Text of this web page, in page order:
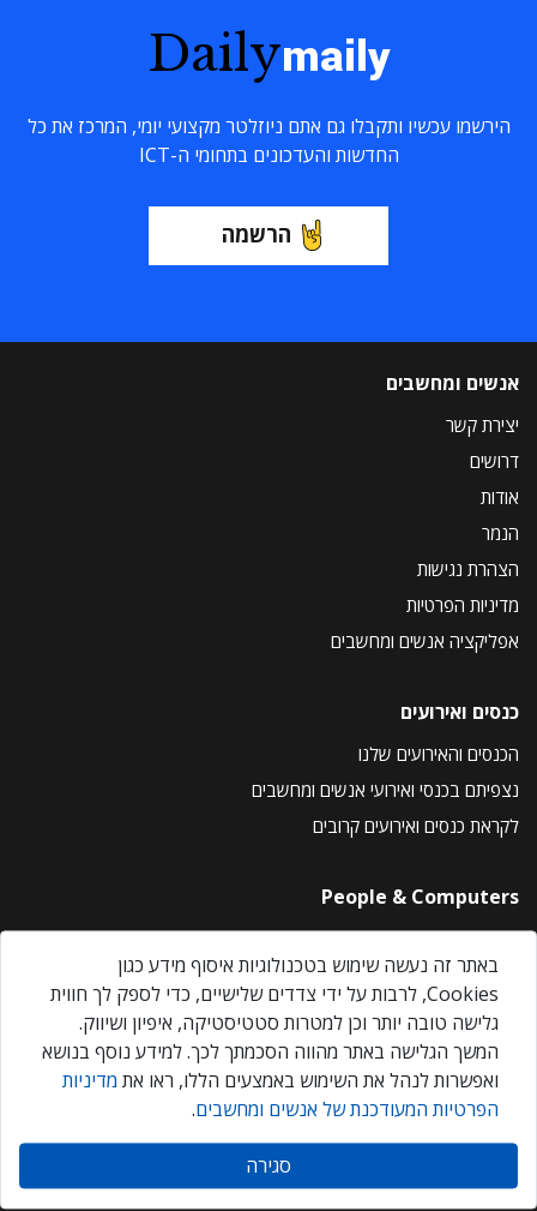
Dailymaily
הירשמו עכשיו ותקבלו גם אתם ניוזלטר מקצועי יומי, המרכז את כל
החדשות והעדכונים בתחומי ה-ICT
הרשמה
אנשים ומחשבים
יצירת קשר
דרושים
אודות
הנמר
הצהרת נגישות
מדיניות הפרטיות
אפליקציה אנשים ומחשבים
כנסים ואירועים
הכנסים והאירועים שלנו
נצפיתם בכנסי ואירועי אנשים ומחשבים
לקראת כנסים ואירועים קרובים
People & Computers
About Us
Privacy Policy
Contact Us
Our Events
אנשים ומחשבים © 2026 – כל הזכויות שמורות
באתר זה נעשה שימוש בטכנולוגיות איסוף מידע כגון
Cookies, לרבות על ידי צדדים שלישיים, כדי לספק לך חווית
גלישה טובה יותר וכן למטרות סטטיסטיקה, איפיון ושיווק.
המשך הגלישה באתר מהווה הסכמתך לכך. למידע נוסף בנושא
ואפשרות לנהל את השימוש באמצעים הללו, ראו את מדיניות
הפרטיות המעודכנת של אנשים ומחשבים.
סגירה